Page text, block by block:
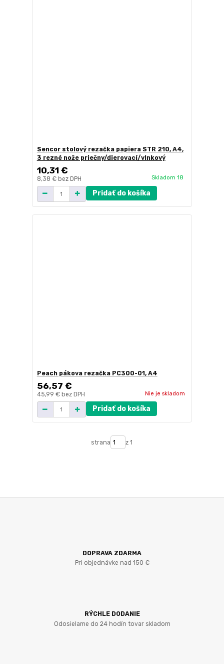
Sencor stolový rezačka papiera STR 210, A4,
3 rezné nože priečny/dierovací/vlnkový
10,31 €
8,38 € bez DPH Skladom 18
Pridať do košíka
Peach pákova rezačka PC300-01, A4
56,57 €
45,99 € bez DPH Nie je skladom
Pridať do košíka
strana z 1
DOPRAVA ZDARMA
Pri objednávke nad 150 €
RÝCHLE DODANIE
Odosielame do 24 hodín tovar skladom